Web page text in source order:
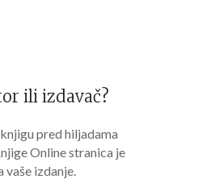
ili izdavač?
pred hiljadama
Online stranica je
vaše izdanje.